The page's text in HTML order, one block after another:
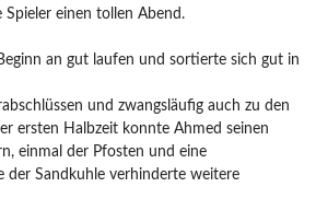
einen tollen Abend.
an gut laufen und sortierte sich gut in
und zwangsläufig auch zu den
ersten Halbzeit konnte Ahmed seinen
einmal der Pfosten und eine
der Sandkuhle verhinderte weitere